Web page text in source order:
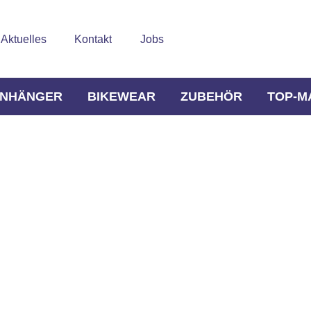
Aktuelles Kontakt Jobs
BIKEWEAR ZUBEHÖR TOP-